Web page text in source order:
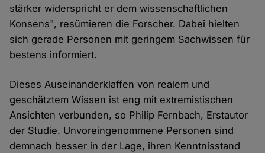
stärker widerspricht er dem wissenschaftlichen
Konsens", resümieren die Forscher. Dabei hielten
sich gerade Personen mit geringem Sachwissen für
bestens informiert.
Dieses Auseinanderklaffen von realem und
geschätztem Wissen ist eng mit extremistischen
Ansichten verbunden, so Philip Fernbach, Erstautor
der Studie. Unvoreingenommene Personen sind
demnach besser in der Lage, ihren Kenntnisstand